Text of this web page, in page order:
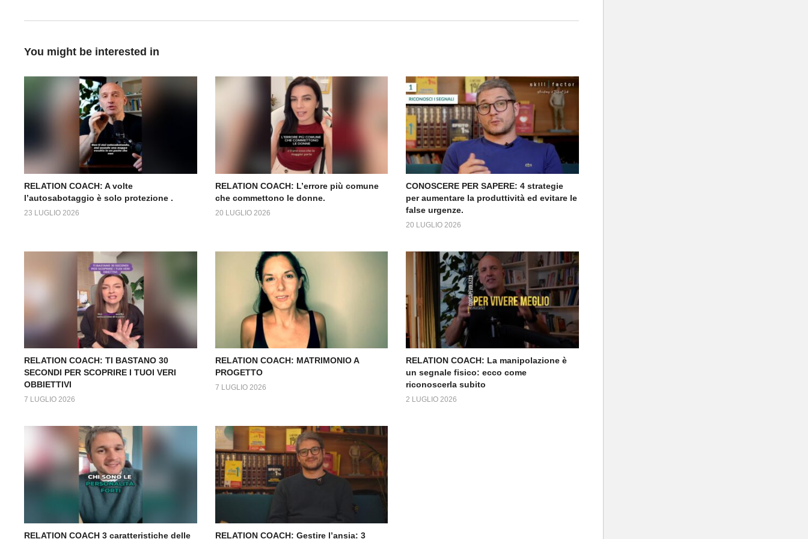
You might be interested in
RELATION COACH: A volte
l’autosabotaggio è solo protezione .
23 LUGLIO 2026
RELATION COACH: L’errore più comune
che commettono le donne.
20 LUGLIO 2026
CONOSCERE PER SAPERE: 4 strategie
per aumentare la produttività ed evitare le
false urgenze.
20 LUGLIO 2026
RELATION COACH: TI BASTANO 30
SECONDI PER SCOPRIRE I TUOI VERI
OBBIETTIVI
7 LUGLIO 2026
RELATION COACH: MATRIMONIO A
PROGETTO
7 LUGLIO 2026
RELATION COACH: La manipolazione è
un segnale fisico: ecco come
riconoscerla subito
2 LUGLIO 2026
RELATION COACH 3 caratteristiche delle RELATION COACH: Gestire l’ansia: 3